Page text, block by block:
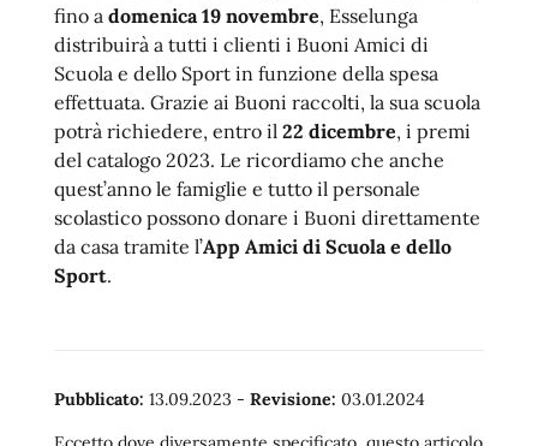
fino a domenica 19 novembre, Esselunga
distribuirà a tutti i clienti i Buoni Amici di
Scuola e dello Sport in funzione della spesa
effettuata. Grazie ai Buoni raccolti, la sua scuola
potrà richiedere, entro il 22 dicembre, i premi
del catalogo 2023. Le ricordiamo che anche
quest’anno le famiglie e tutto il personale
scolastico possono donare i Buoni direttamente
da casa tramite l’App Amici di Scuola e dello
Sport.
Pubblicato: 13.09.2023 - Revisione: 03.01.2024